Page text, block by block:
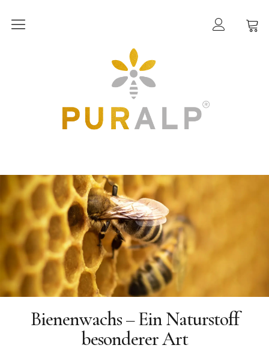
Wissenswertes
Inhaltsstoffe
Allgäuer Bio-Honige
Allgäuer Bio-Bienen- & Kräuterprodukte
Allgäuer Bio-Tees
Über uns
Kontakt
Kostenloser Versand ab 50
Euro
Bienenwachs – Ein Naturstoff
besonderer Art